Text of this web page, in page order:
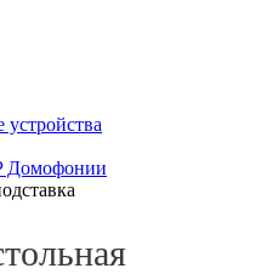
Домофонии